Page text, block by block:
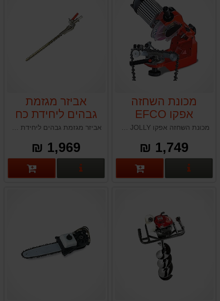
מכונת השחזה
אפקו EFCO
JOLLY
1,749 ₪
פרטים נוספים
אביזר מגזמת
גבהים ליחידת כח
אפקו EFCO
DS3000D
1,969 ₪
פרטים נוספים